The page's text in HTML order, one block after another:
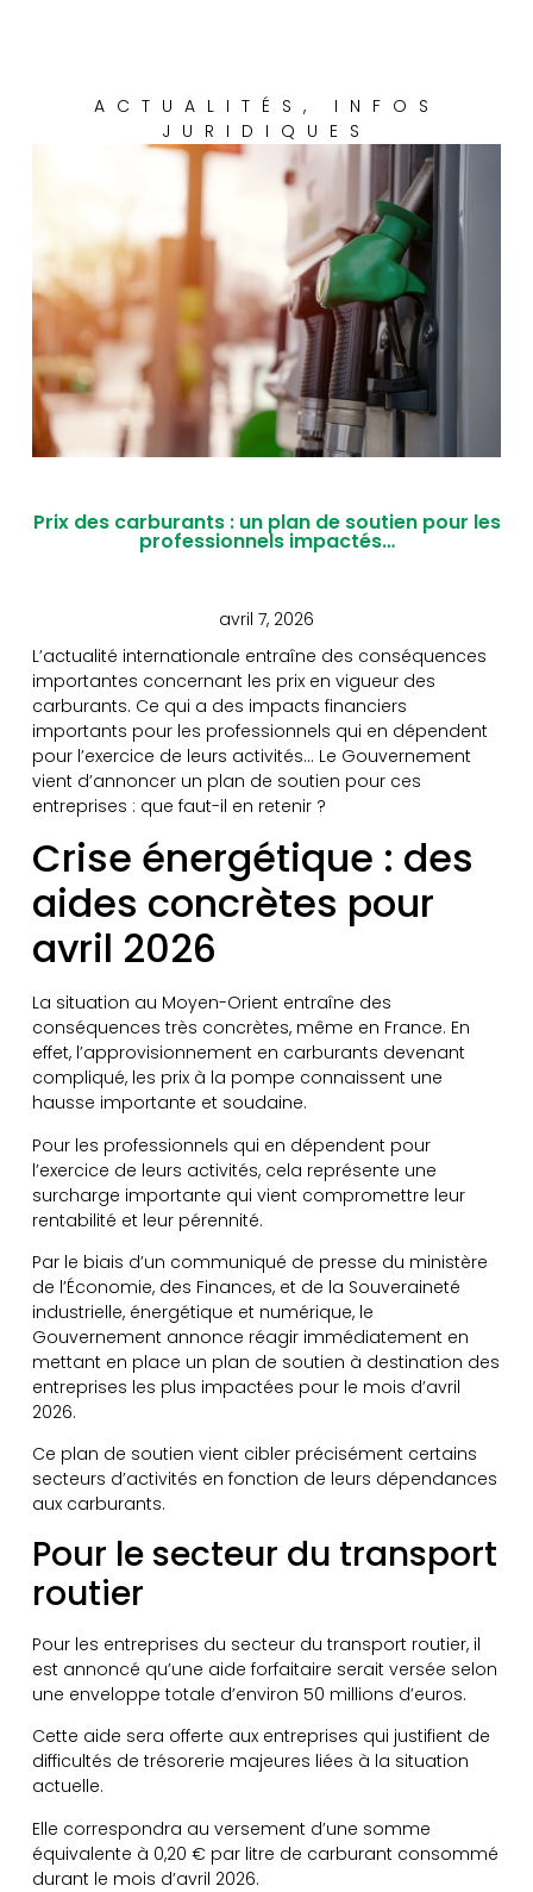
ACTUALITÉS , INFOS
JURIDIQUES
Prix des carburants : un plan de soutien pour les
professionnels impactés…
avril 7, 2026
L’actualité internationale entraîne des conséquences
importantes concernant les prix en vigueur des
carburants. Ce qui a des impacts financiers
importants pour les professionnels qui en dépendent
pour l’exercice de leurs activités… Le Gouvernement
vient d’annoncer un plan de soutien pour ces
entreprises : que faut-il en retenir ?
Crise énergétique : des
aides concrètes pour
avril 2026
La situation au Moyen-Orient entraîne des
conséquences très concrètes, même en France. En
effet, l’approvisionnement en carburants devenant
compliqué, les prix à la pompe connaissent une
hausse importante et soudaine.
Pour les professionnels qui en dépendent pour
l’exercice de leurs activités, cela représente une
surcharge importante qui vient compromettre leur
rentabilité et leur pérennité.
Par le biais d’un communiqué de presse du ministère
de l’Économie, des Finances, et de la Souveraineté
industrielle, énergétique et numérique, le
Gouvernement annonce réagir immédiatement en
mettant en place un plan de soutien à destination des
entreprises les plus impactées pour le mois d’avril
2026.
Ce plan de soutien vient cibler précisément certains
secteurs d’activités en fonction de leurs dépendances
aux carburants.
Pour le secteur du transport
routier
Pour les entreprises du secteur du transport routier, il
est annoncé qu’une aide forfaitaire serait versée selon
une enveloppe totale d’environ 50 millions d’euros.
Cette aide sera offerte aux entreprises qui justifient de
difficultés de trésorerie majeures liées à la situation
actuelle.
Elle correspondra au versement d’une somme
équivalente à 0,20 € par litre de carburant consommé
durant le mois d’avril 2026.